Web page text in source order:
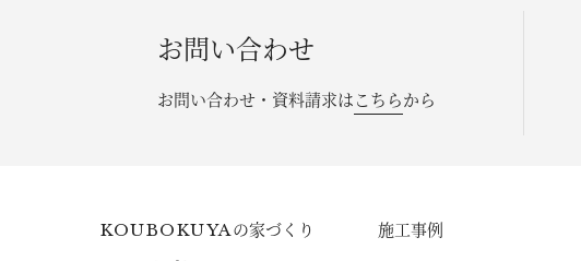
お問い合わせ
お問い合わせ・資料請求はこちらから
KOUBOKUYAの家づくり
施工事例